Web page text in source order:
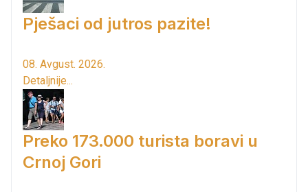
Pješaci od jutros pazite!
08. Avgust. 2026.
Detaljnije...
Preko 173.000 turista boravi u
Crnoj Gori